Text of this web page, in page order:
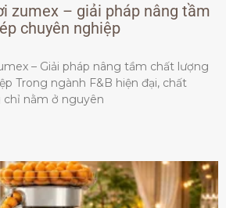
zumex – giải pháp nâng tầm
chuyên nghiệp
– Giải pháp nâng tầm chất lượng
Trong ngành F&B hiện đại, chất
nằm ở nguyên